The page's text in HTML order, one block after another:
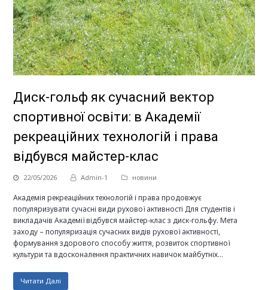
Диск-гольф як сучасний вектор
спортивної освіти: в Академії
рекреаційних технологій і права
відбувся майстер-клас
22/05/2026 Admin-1 новини
Академія рекреаційних технологій і права продовжує
популяризувати сучасні види рухової активності Для студентів і
викладачів Академії відбувся майстер-клас з диск-гольфу. Мета
заходу – популяризація сучасних видів рухової активності,
формування здорового способу життя, розвиток спортивної
культури та вдосконалення практичних навичок майбутніх…
Читати Далі